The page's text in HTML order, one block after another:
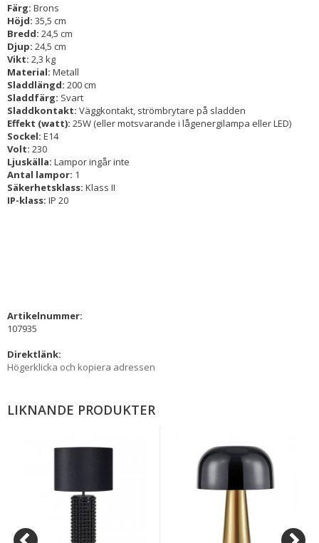
Färg: Brons
Höjd: 35,5 cm
Bredd: 24,5 cm
Djup: 24,5 cm
Vikt: 2,3 kg
Material: Metall
Sladdlängd: 200 cm
Sladdfärg: Svart
Sladdkontakt: Väggkontakt, strömbrytare på sladden
Effekt (watt): 25W (eller motsvarande i lågenergilampa eller LED)
Sockel: E14
Volt: 230
Ljuskälla: Lampor ingår inte
Antal lampor: 1
Säkerhetsklass: Klass II
IP-klass: IP 20
Artikelnummer:
107935
Direktlänk:
Högerklicka och kopiera adressen
LIKNANDE PRODUKTER